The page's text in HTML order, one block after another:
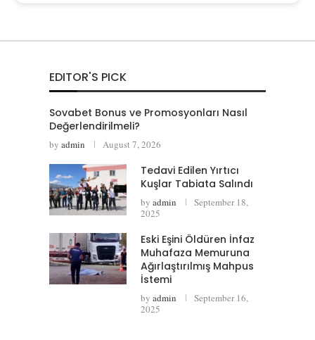
EDITOR'S PICK
Sovabet Bonus ve Promosyonları Nasıl
Değerlendirilmeli?
by admin August 7, 2026
Tedavi Edilen Yırtıcı
Kuşlar Tabiata Salındı
by admin
September 18,
2025
Eski Eşini Öldüren İnfaz
Muhafaza Memuruna
Ağırlaştırılmış Mahpus
İstemi
by admin
September 16,
2025